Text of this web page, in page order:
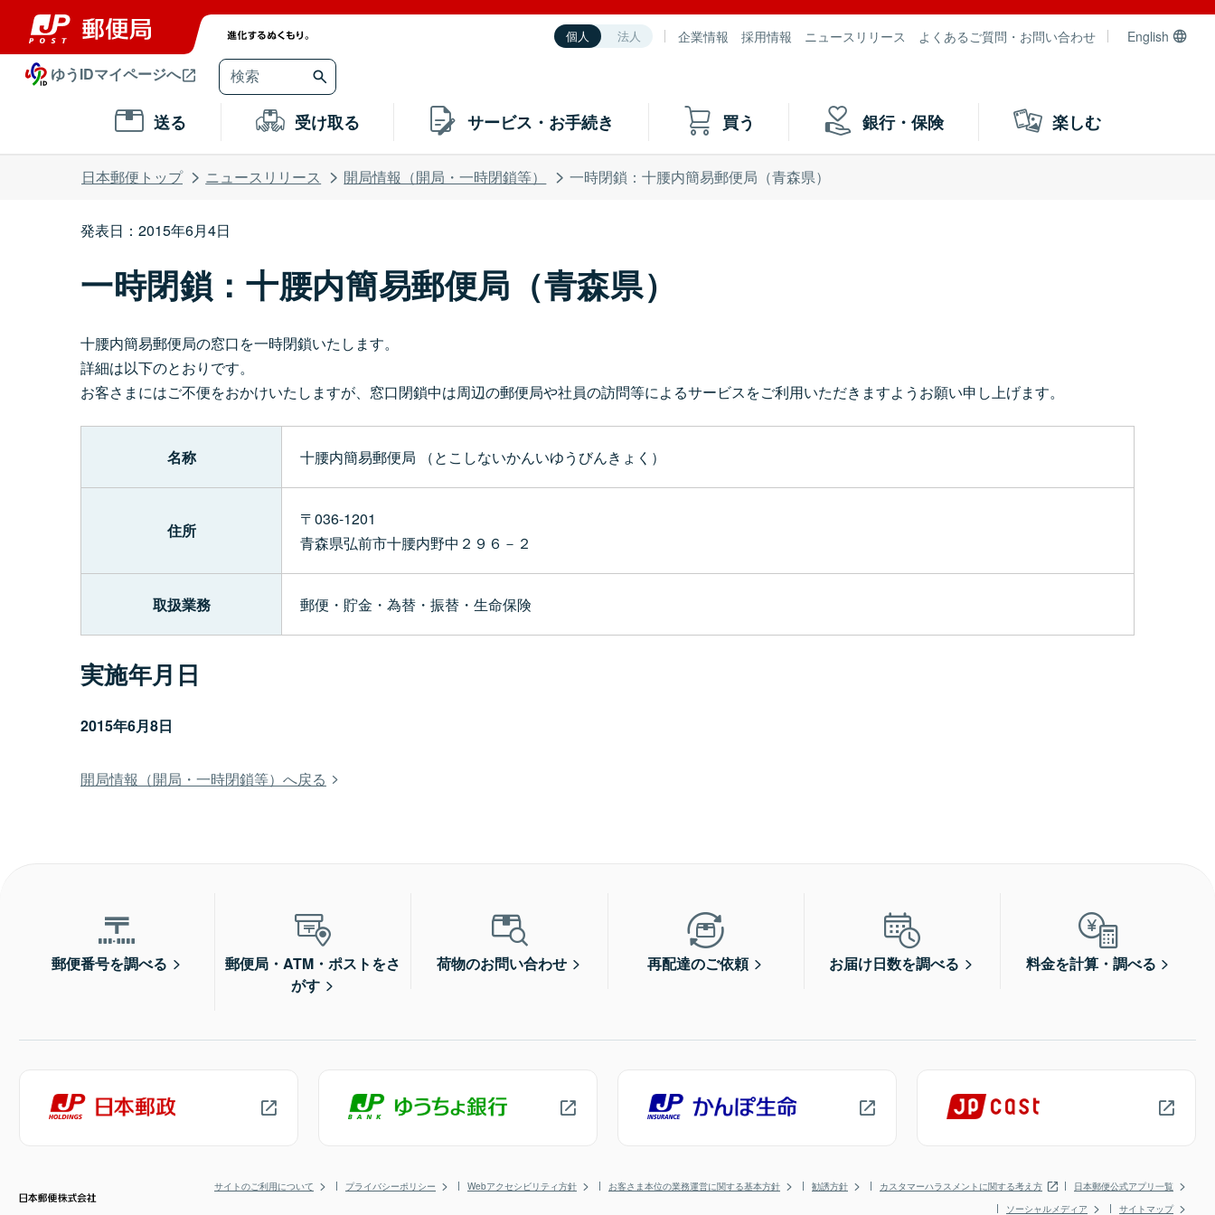
個人 法人 企業情報 採用情報 ニュースリリース よくあるご質問・お問い合わせ English
ゆうIDマイページへ
送る 受け取る サービス・お手続き 買う 銀行・保険 楽しむ
日本郵便トップ ニュースリリース 開局情報（開局・一時閉鎖等） 一時閉鎖：十腰内簡易郵便局（青森県）
発表日：2015年6月4日
一時閉鎖：十腰内簡易郵便局（青森県）
十腰内簡易郵便局の窓口を一時閉鎖いたします。
詳細は以下のとおりです。
お客さまにはご不便をおかけいたしますが、窓口閉鎖中は周辺の郵便局や社員の訪問等によるサービスをご利用いただきますようお願い申し上げます。
名称 十腰内簡易郵便局 （とこしないかんいゆうびんきょく）
住所
〒036-1201
青森県弘前市十腰内野中２９６－２
取扱業務 郵便・貯金・為替・振替・生命保険
実施年月日
2015年6月8日
開局情報（開局・一時閉鎖等）へ戻る
郵便番号を調べる
郵便局・ATM・ポストをさ
がす
荷物のお問い合わせ 再配達のご依頼 お届け日数を調べる 料金を計算・調べる
サイトのご利用について プライバシーポリシー Webアクセシビリティ方針 お客さま本位の業務運営に関する基本方針 勧誘方針 カスタマーハラスメントに関する考え方
日本郵便公式アプリ一覧
ソーシャルメディア
サイトマップ